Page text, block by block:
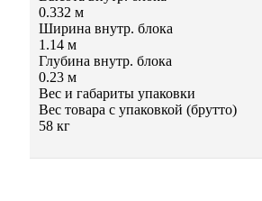
0.332 м
Ширина внутр. блока
1.14 м
Глубина внутр. блока
0.23 м
Вес и габариты упаковки
Вес товара с упаковкой (брутто)
58 кг